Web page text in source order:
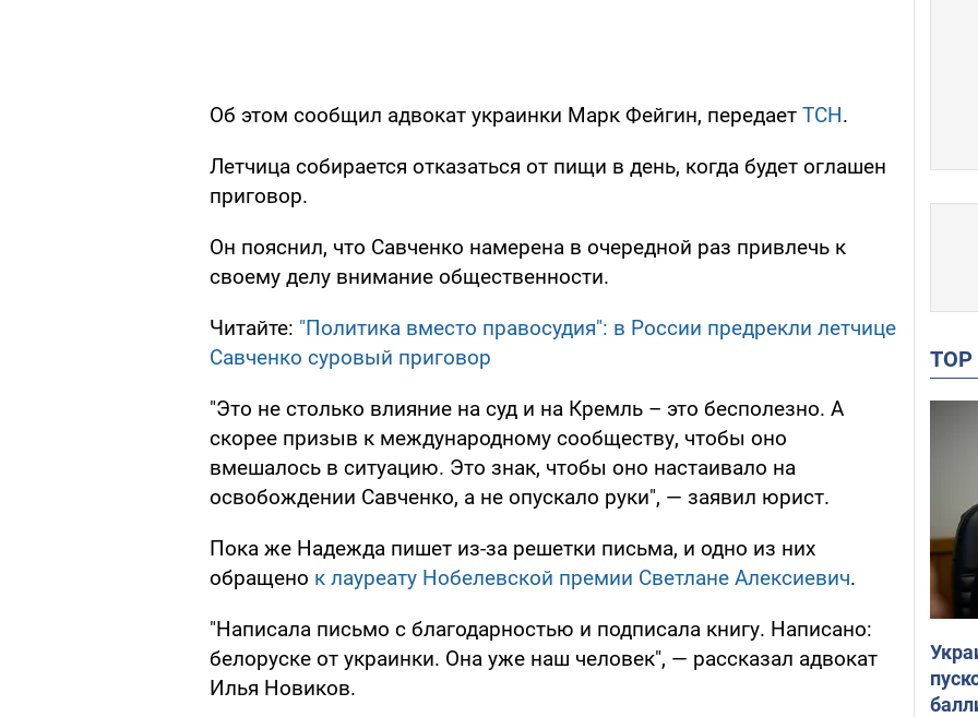
Об этом сообщил адвокат украинки Марк Фейгин, передает ТСН.
Летчица собирается отказаться от пищи в день, когда будет оглашен
приговор.
Он пояснил, что Савченко намерена в очередной раз привлечь к
своему делу внимание общественности.
Читайте: "Политика вместо правосудия": в России предрекли летчице
Савченко суровый приговор
"Это не столько влияние на суд и на Кремль – это бесполезно. А
скорее призыв к международному сообществу, чтобы оно
вмешалось в ситуацию. Это знак, чтобы оно настаивало на
освобождении Савченко, а не опускало руки", — заявил юрист.
Пока же Надежда пишет из-за решетки письма, и одно из них
обращено к лауреату Нобелевской премии Светлане Алексиевич.
"Написала письмо с благодарностью и подписала книгу. Написано:
белоруске от украинки. Она уже наш человек", — рассказал адвокат
Илья Новиков.